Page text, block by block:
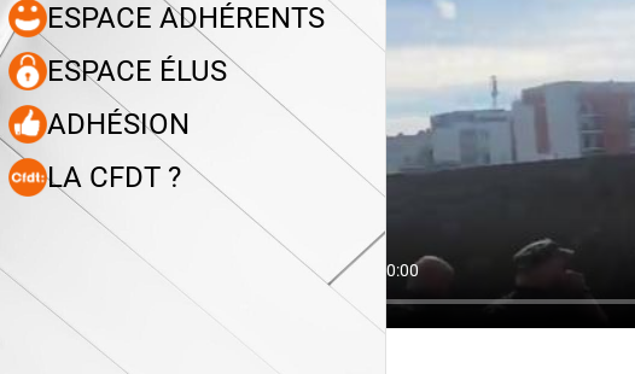
ESPACE ADHÉRENTS
ESPACE ÉLUS
ADHÉSION
LA CFDT ?